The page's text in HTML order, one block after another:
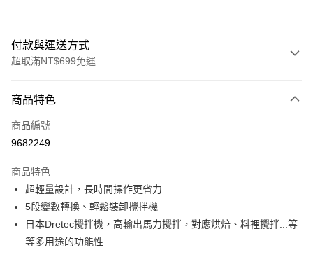
付款與運送方式
超取滿NT$699免運
信用卡一次付款
Apple Pay
運送方式
• 付款後全家取貨
每筆NT$60，滿NT$699(含以上)免運費
• 付款後7-11取貨
商品特色
商品編號
9682249
商品特色
超輕量設計，長時間操作更省力
5段變數轉換、輕鬆裝卸攪拌機
日本Dretec攪拌機，高輸出馬力攪拌，對應烘焙、料裡攪拌...等
等多用途的功能性